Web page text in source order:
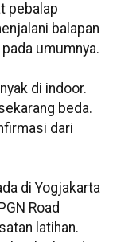
pebalap
balapan
umumnya.
di indoor.
beda.
dari
di Yogjakarta
Road
latihan.